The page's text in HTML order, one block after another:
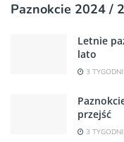
Paznokcie 2024 /
Letnie
lato
3
przejść
3